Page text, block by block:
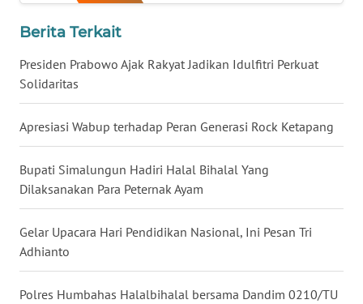
Berita Terkait
Presiden Prabowo Ajak Rakyat Jadikan Idulfitri Perkuat
Solidaritas
Apresiasi Wabup terhadap Peran Generasi Rock Ketapang
Bupati Simalungun Hadiri Halal Bihalal Yang
Dilaksanakan Para Peternak Ayam
Gelar Upacara Hari Pendidikan Nasional, Ini Pesan Tri
Adhianto
Polres Humbahas Halalbihalal bersama Dandim 0210/TU
JATENG
WN
WN
WN
BALI